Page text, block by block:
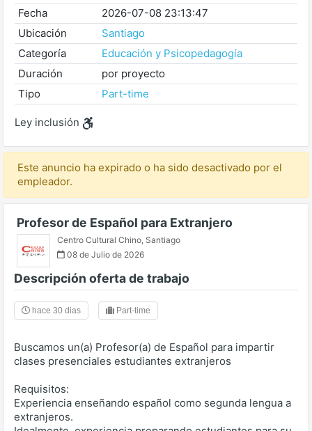
Fecha
2026-07-08 23:13:47
Ubicación
Santiago
Categoría
Educación y Psicopedagogía
Duración
por proyecto
Tipo
Part-time
Ley inclusión
Este anuncio ha expirado o ha sido desactivado por el
empleador.
Profesor de Español para Extranjero
Centro Cultural Chino, Santiago
08 de Julio de 2026
Descripción oferta de trabajo
hace 30 dias Part-time
Buscamos un(a) Profesor(a) de Español para impartir
clases presenciales estudiantes extranjeros
Requisitos:
Experiencia enseñando español como segunda lengua a
extranjeros.